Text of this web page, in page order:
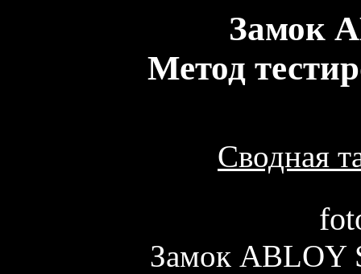
Замок
Метод
Сводная
Замок ABLOY